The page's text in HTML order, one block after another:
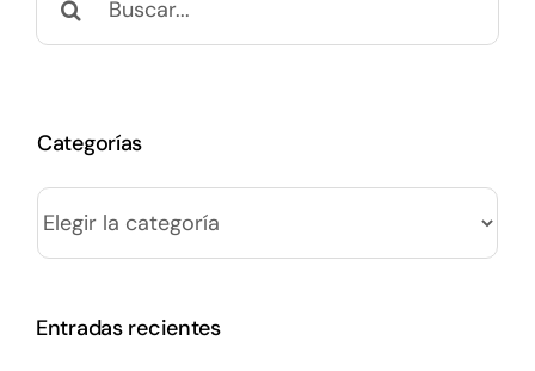
Categorías
Categorías
Entradas recientes